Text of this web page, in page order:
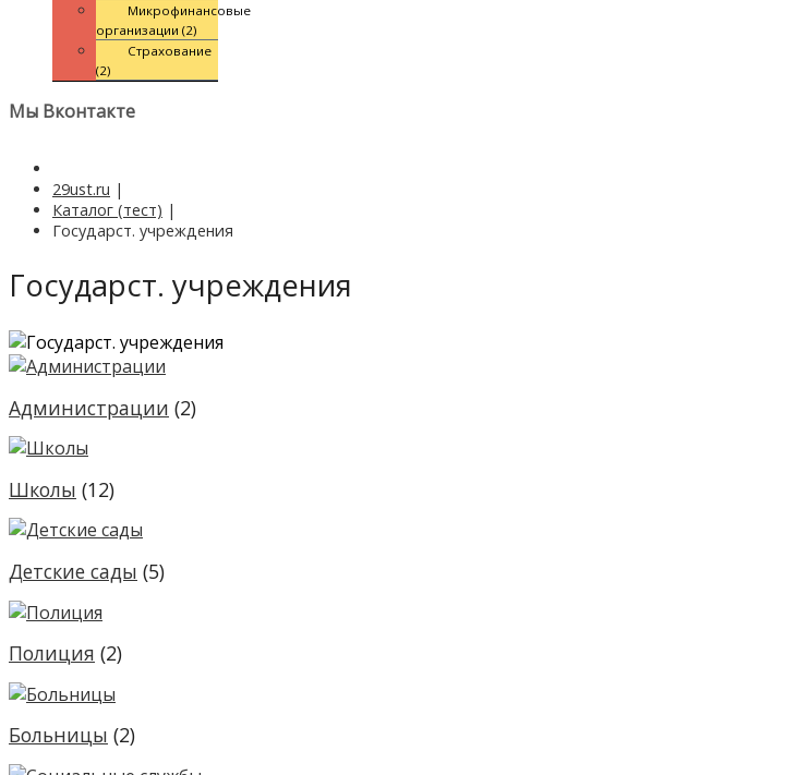
Микрофинансовые
организации (2)
Страхование
(2)
Мы Вконтакте
29ust.ru |
Каталог (тест) |
Государст. учреждения
Государст. учреждения
Администрации (2)
Школы (12)
Детские сады (5)
Полиция (2)
Больницы (2)